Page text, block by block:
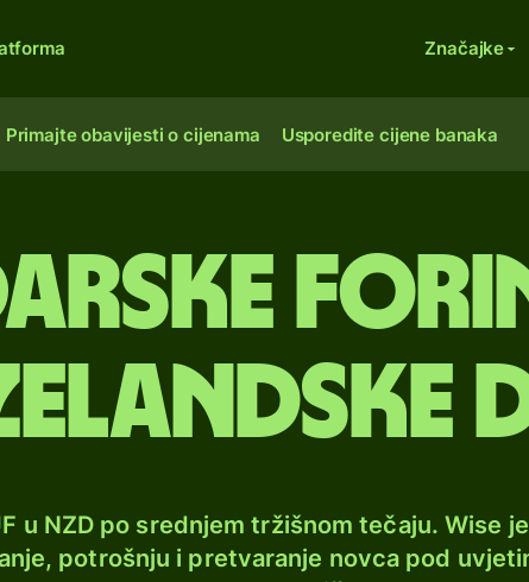
Značajke
Primajte obavijesti o cijenama Usporedite cijene banaka
u NZD po srednjem tržišnom tečaju. Wise
potrošnju i pretvaranje novca pod